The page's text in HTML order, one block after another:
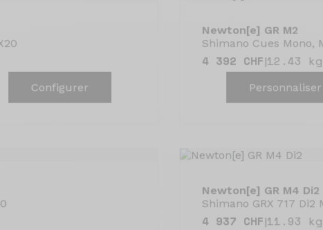
Configurer
Newton[e] GR M2
Shimano Cues Mono,
4 392 CHF |12.43 kg
Personnaliser
Newton[e] GR M4 Di2
Shimano GRX 717 Di2
4 937 CHF |11.93 kg